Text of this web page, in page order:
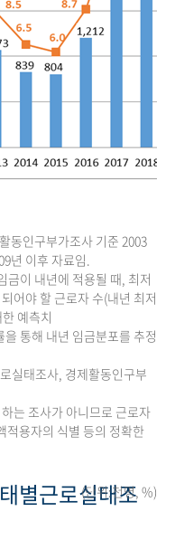
동인구부가조사 기준 2003
년 이후 자료임.
금이 내년에 적용될 때, 최저
어야 할 근로자 수(내년 최저
예측치
통해 내년 임금분포를 추정
실태조사, 경제활동인구부
는 조사가 아니므로 근로자
적용자의 식별 등의 정확한
별근로실태조
(단위:천명, %)